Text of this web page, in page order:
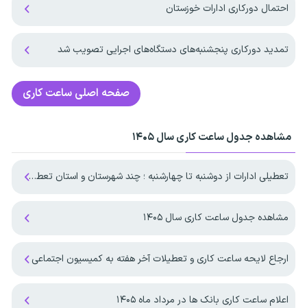
احتمال دورکاری ادارات خوزستان
تمدید دورکاری پنجشنبه‌های دستگاه‌های اجرایی تصویب شد
صفحه اصلی ساعت کاری
مشاهده جدول ساعت کاری سال ۱۴۰۵
تعطیلی ادارات از دوشنبه تا چهارشنبه ؛ چند شهرستان و استان تعطیل شد
مشاهده جدول ساعت کاری سال ۱۴۰۵
ارجاع لایحه ساعت کاری و تعطیلات آخر هفته به کمیسیون اجتماعی
اعلام ساعت کاری بانک ها در مرداد ماه ۱۴۰۵